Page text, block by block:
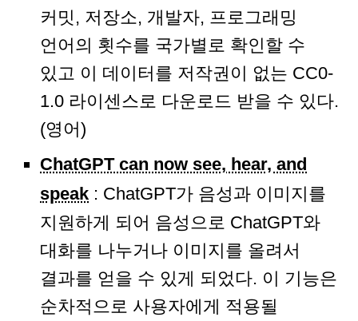
커밋, 저장소, 개발자, 프로그래밍
언어의 횟수를 국가별로 확인할 수
있고 이 데이터를 저작권이 없는 CC0-
1.0 라이센스로 다운로드 받을 수 있다.
(영어)
ChatGPT can now see, hear, and
speak : ChatGPT가 음성과 이미지를
지원하게 되어 음성으로 ChatGPT와
대화를 나누거나 이미지를 올려서
결과를 얻을 수 있게 되었다. 이 기능은
순차적으로 사용자에게 적용될